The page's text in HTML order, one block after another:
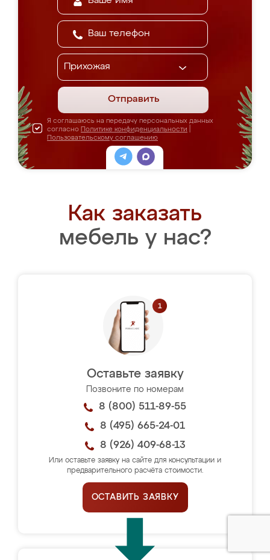
Отправить
Я соглашаюсь на передачу персональных данных
согласно Политике конфиденциальности
Пользовательскому соглашению
Как заказать
мебель у нас?
Оставьте заявку
Позвоните по номерам
8 (800) 511-89-55
8 (495) 665-24-01
8 (926) 409-68-13
Или оставьте заявку на сайте для консультации и
предварительного расчёта стоимости.
ОСТАВИТЬ ЗАЯВКУ